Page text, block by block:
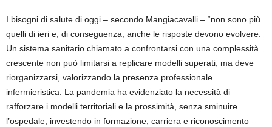
I bisogni di salute di oggi – secondo Mangiacavalli – “non sono più
quelli di ieri e, di conseguenza, anche le risposte devono evolvere.
Un sistema sanitario chiamato a confrontarsi con una complessità
crescente non può limitarsi a replicare modelli superati, ma deve
riorganizzarsi, valorizzando la presenza professionale
infermieristica. La pandemia ha evidenziato la necessità di
rafforzare i modelli territoriali e la prossimità, senza sminuire
l’ospedale, investendo in formazione, carriera e riconoscimento